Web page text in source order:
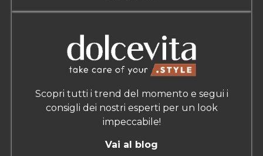
Scopri tutti i trend del momento e segui i
consigli dei nostri esperti per un look
impeccabile!
Vai al blog